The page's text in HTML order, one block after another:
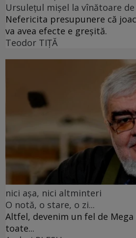
Ursulețul mișel la vînătoare
Nefericita presupunere că
va avea efecte e greșită.
Teodor TIŢĂ
nici așa, nici altminteri
O notă, o stare, o zi...
Altfel, devenim un fel de Mega
toate...